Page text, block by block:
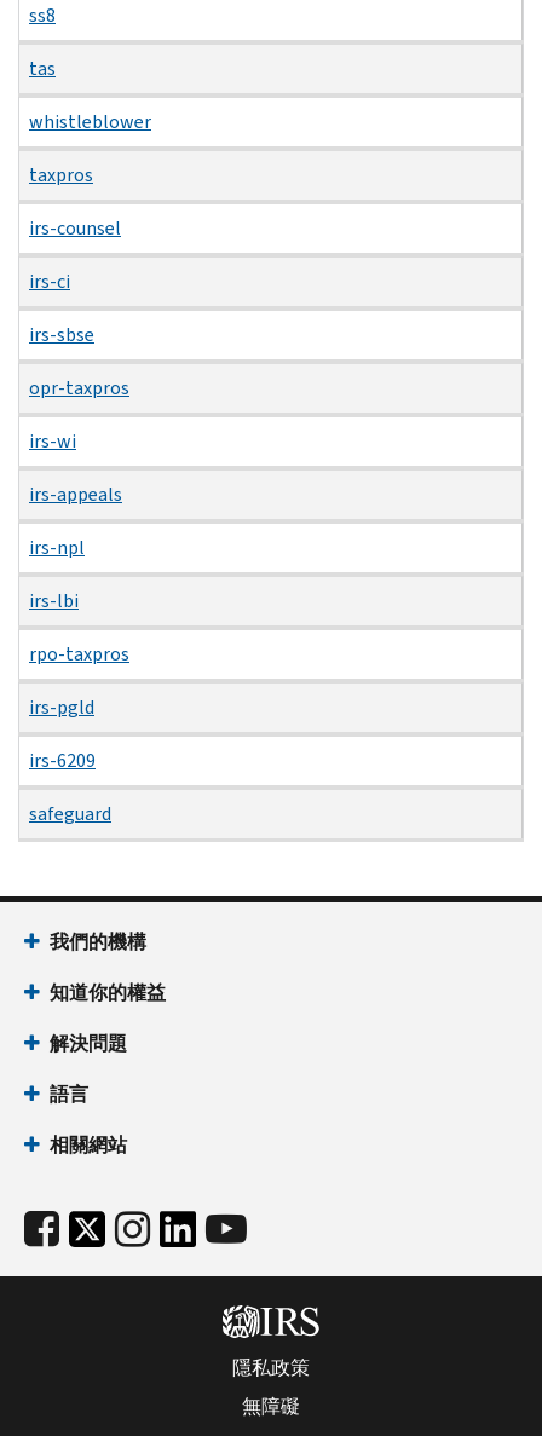
ss8
tas
whistleblower
taxpros
irs-counsel
irs-ci
irs-sbse
opr-taxpros
irs-wi
irs-appeals
irs-npl
irs-lbi
rpo-taxpros
irs-pgld
irs-6209
safeguard
我們的機構
知道你的權益
解決問題
語言
相關網站
隱私政策
無障礙